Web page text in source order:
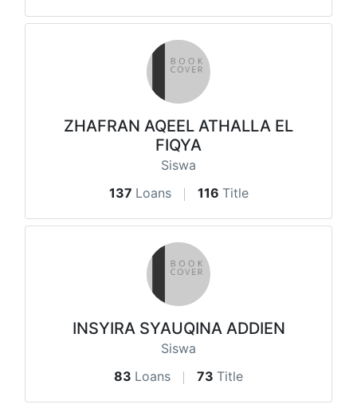
ZHAFRAN AQEEL ATHALLA EL
FIQYA
Siswa
137 Loans 116 Title
INSYIRA SYAUQINA ADDIEN
Siswa
83 Loans 73 Title